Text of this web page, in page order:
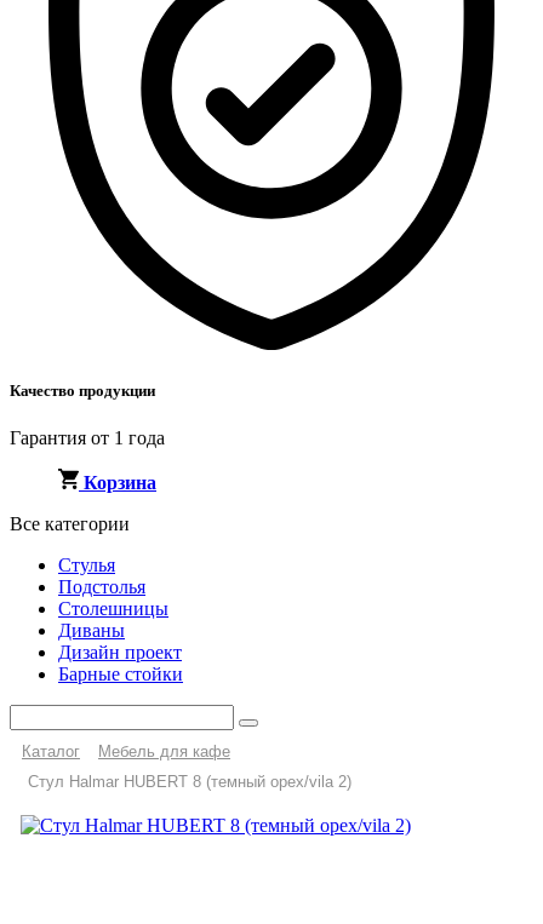
Качество продукции
Гарантия от 1 года
Корзина
Все категории
Стулья
Подстолья
Столешницы
Диваны
Дизайн проект
Барные стойки
Каталог
Мебель для кафе
Стул Halmar HUBERT 8 (темный орех/vila 2)